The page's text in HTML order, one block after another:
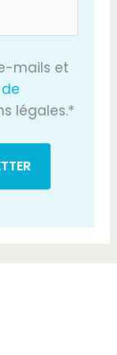
mails et
légales.*